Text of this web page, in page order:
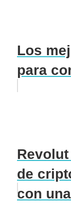
Los
para
de
con